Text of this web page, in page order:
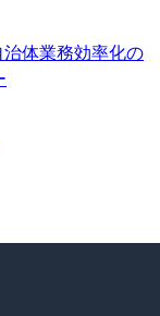
治体業務効率化の